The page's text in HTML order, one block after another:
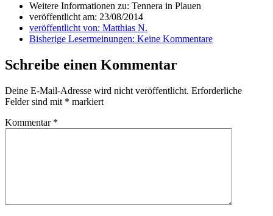
Weitere Informationen zu: Tennera in Plauen
veröffentlicht am: 23/08/2014
veröffentlicht von: Matthias N.
Bisherige Lesermeinungen: Keine Kommentare
Schreibe einen Kommentar
Deine E-Mail-Adresse wird nicht veröffentlicht. Erforderliche
Felder sind mit * markiert
Kommentar *